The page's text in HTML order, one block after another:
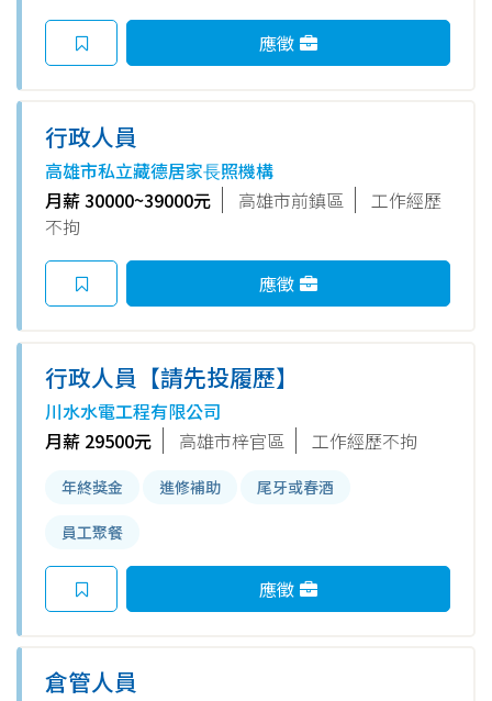
應徵
行政人員
高雄市私立藏德居家⾧照機構
月薪 30000~39000元
高雄市前鎮區
工作經歷
不拘
應徵
行政人員【請先投履歷】
川水水電工程有限公司
月薪 29500元
高雄市梓官區 工作經歷不拘
年終獎金 進修補助 尾牙或春酒
員工聚餐
應徵
倉管人員